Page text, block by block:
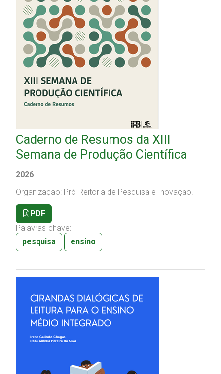
Caderno de Resumos da XIII
Semana de Produção Científica
2026
Organização: Pró-Reitoria de Pesquisa e Inovação.
PDF
Palavras-chave:
pesquisa
ensino